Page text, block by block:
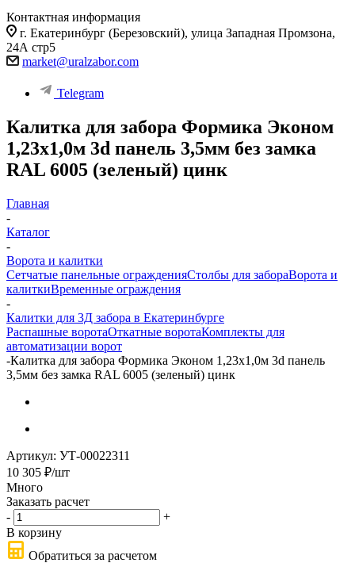
Контактная информация
г. Екатеринбург (Березовский), улица Западная Промзона,
24А стр5
market@uralzabor.com
Telegram
Калитка для забора Формика Эконом
1,23х1,0м 3d панель 3,5мм без замка
RAL 6005 (зеленый) цинк
Главная
-
Каталог
-
Ворота и калитки
Сетчатые панельные огражденияСтолбы для забораВорота и
калиткиВременные ограждения
-
Калитки для 3Д забора в Екатеринбурге
Распашные воротаОткатные воротаКомплекты для
автоматизации ворот
-Калитка для забора Формика Эконом 1,23х1,0м 3d панель
3,5мм без замка RAL 6005 (зеленый) цинк
Артикул: УТ-00022311
10 305 ₽/шт
Много
Заказать расчет
-
+
В корзину
Обратиться за расчетом